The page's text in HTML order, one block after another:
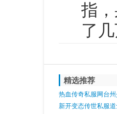
指
了
精选推荐
热血传奇私服网台
一套圣战而名声鹊起
新开变态传世私服